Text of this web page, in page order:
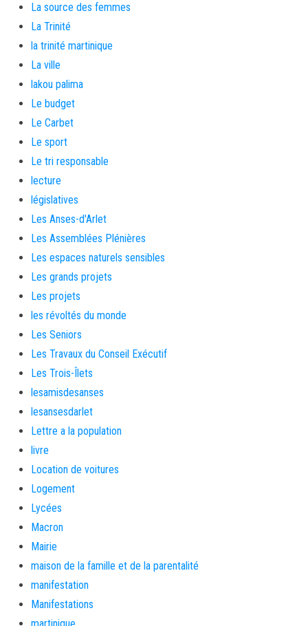
La source des femmes
La Trinité
la trinité martinique
La ville
lakou palima
Le budget
Le Carbet
Le sport
Le tri responsable
lecture
législatives
Les Anses-d'Arlet
Les Assemblées Plénières
Les espaces naturels sensibles
Les grands projets
Les projets
les révoltés du monde
Les Seniors
Les Travaux du Conseil Exécutif
Les Trois-Îlets
lesamisdesanses
lesansesdarlet
Lettre a la population
livre
Location de voitures
Logement
Lycées
Macron
Mairie
maison de la famille et de la parentalité
manifestation
Manifestations